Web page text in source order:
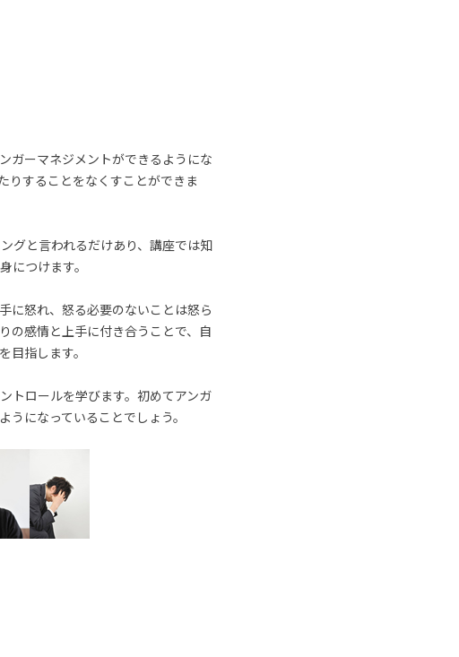
ガーマネジメントができるようにな
りすることをなくすことができま
グと言われるだけあり、講座では知
につけます。
に怒れ、怒る必要のないことは怒ら
の感情と上手に付き合うことで、自
指します。
トロールを学びます。初めてアンガ
になっていることでしょう。